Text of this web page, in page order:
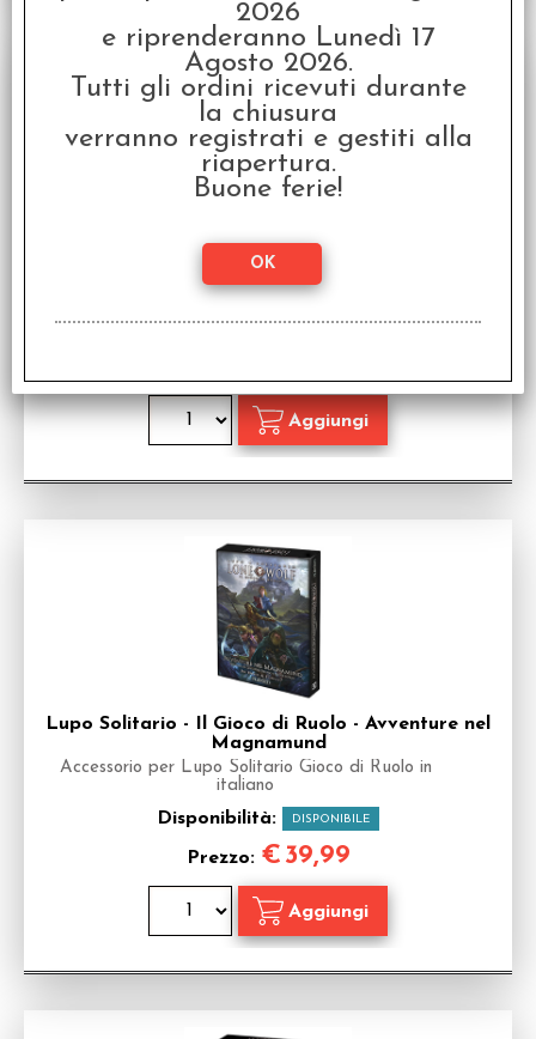
Magnamund
Accessorio per Lupo Solitario Gioco di Ruolo in
italiano
Disponibilità:
Lupo Solitario - Il Gioco di Ruolo - Avventure nel
Magnamund
Accessorio per Lupo Solitario Gioco di Ruolo in
italiano
Disponibilità: DISPONIBILE
Prezzo: € 39,99
2026
e riprenderanno Lunedì 17
Agosto 2026.
Tutti gli ordini ricevuti durante
la chiusura
verranno registrati e gestiti alla
riapertura.
Buone ferie!